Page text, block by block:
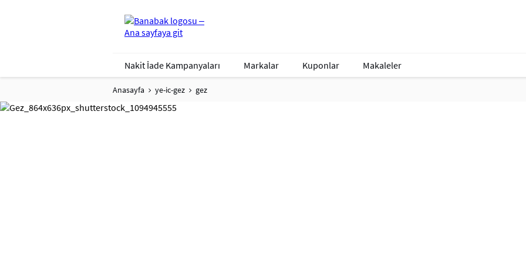
Nakit İade Kampanyaları Markalar Kuponlar Makaleler
Anasayfa ye-ic-gez gez